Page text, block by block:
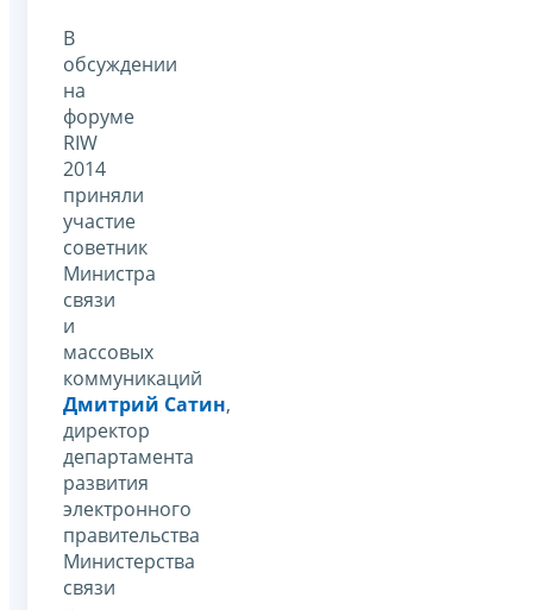
В
обсуждении
на
форуме
RIW
2014
приняли
участие
советник
Министра
связи
и
массовых
коммуникаций
Дмитрий Сатин,
директор
департамента
развития
электронного
правительства
Министерства
связи